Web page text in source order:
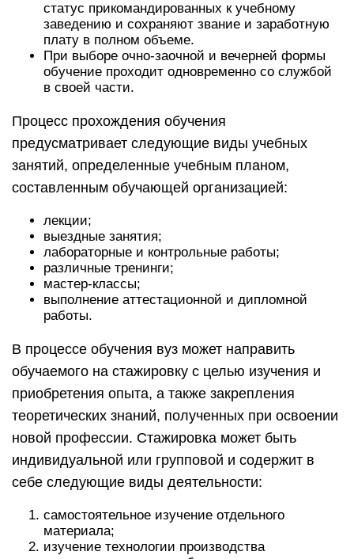
статус прикомандированных к учебному
заведению и сохраняют звание и заработную
плату в полном объеме.
При выборе очно-заочной и вечерней формы
обучение проходит одновременно со службой
в своей части.
Процесс прохождения обучения
предусматривает следующие виды учебных
занятий, определенные учебным планом,
составленным обучающей организацией:
лекции;
выездные занятия;
лабораторные и контрольные работы;
различные тренинги;
мастер-классы;
выполнение аттестационной и дипломной
работы.
В процессе обучения вуз может направить
обучаемого на стажировку с целью изучения и
приобретения опыта, а также закрепления
теоретических знаний, полученных при освоении
новой профессии. Стажировка может быть
индивидуальной или групповой и содержит в
себе следующие виды деятельности:
самостоятельное изучение отдельного
материала;
изучение технологии производства